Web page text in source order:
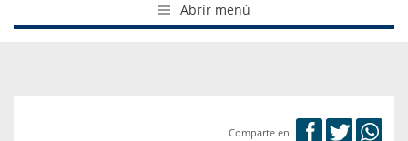
Abrir menú
Comparte en: